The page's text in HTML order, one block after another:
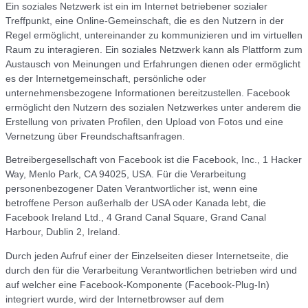
Ein soziales Netzwerk ist ein im Internet betriebener sozialer
Treffpunkt, eine Online-Gemeinschaft, die es den Nutzern in der
Regel ermöglicht, untereinander zu kommunizieren und im virtuellen
Raum zu interagieren. Ein soziales Netzwerk kann als Plattform zum
Austausch von Meinungen und Erfahrungen dienen oder ermöglicht
es der Internetgemeinschaft, persönliche oder
unternehmensbezogene Informationen bereitzustellen. Facebook
ermöglicht den Nutzern des sozialen Netzwerkes unter anderem die
Erstellung von privaten Profilen, den Upload von Fotos und eine
Vernetzung über Freundschaftsanfragen.
Betreibergesellschaft von Facebook ist die Facebook, Inc., 1 Hacker
Way, Menlo Park, CA 94025, USA. Für die Verarbeitung
personenbezogener Daten Verantwortlicher ist, wenn eine
betroffene Person außerhalb der USA oder Kanada lebt, die
Facebook Ireland Ltd., 4 Grand Canal Square, Grand Canal
Harbour, Dublin 2, Ireland.
Durch jeden Aufruf einer der Einzelseiten dieser Internetseite, die
durch den für die Verarbeitung Verantwortlichen betrieben wird und
auf welcher eine Facebook-Komponente (Facebook-Plug-In)
integriert wurde, wird der Internetbrowser auf dem